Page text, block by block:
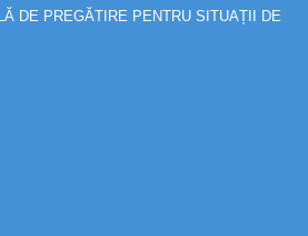
DE PREGĂTIRE PENTRU SITUAȚII DE